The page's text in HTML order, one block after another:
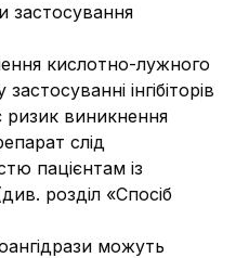
застосування
кислотно-лужного
інгібіторів
ризик виникнення
слід
пацієнтам із
розділ «Спосіб
можуть